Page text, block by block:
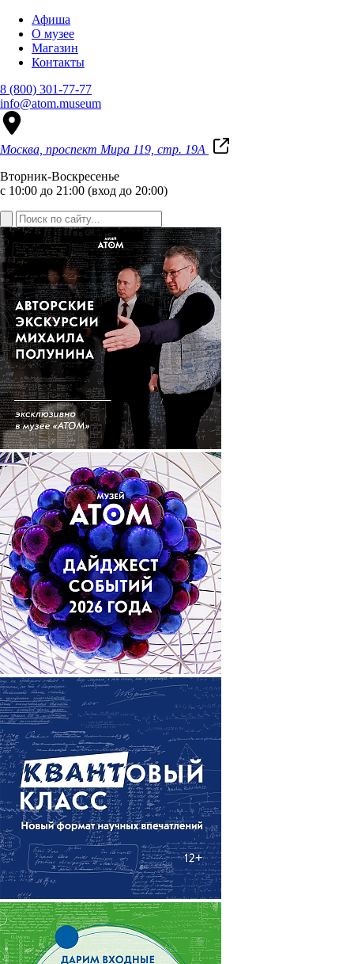
Афиша
О музее
Магазин
Контакты
8 (800) 301-77-77
info@atom.museum
Москва, проспект Мира 119, стр. 19А
Вторник-Воскресенье
с 10:00 до 21:00 (вход до 20:00)